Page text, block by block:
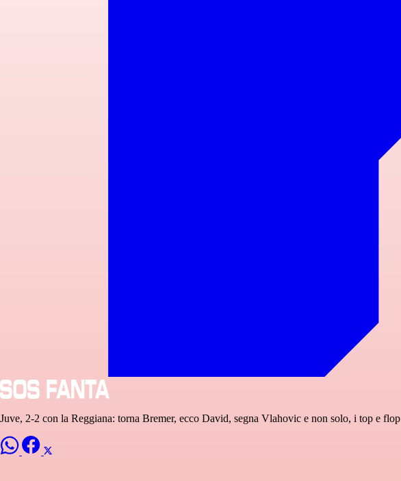
Juve, 2-2 con la Reggiana: torna Bremer, ecco David, segna Vlahovic e non solo, i top e flop